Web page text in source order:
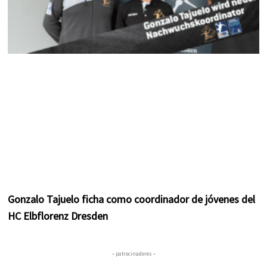
Gonzalo Tajuelo ficha como coordinador de jóvenes del
HC Elbflorenz Dresden
– patrocinadores –